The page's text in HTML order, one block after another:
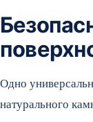
Одно
натурального